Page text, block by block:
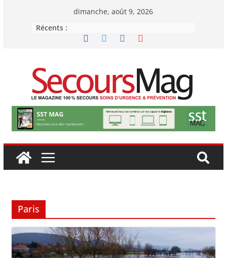
dimanche, août 9, 2026
Récents :
Paris